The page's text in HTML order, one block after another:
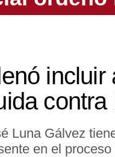
Luna Gálvez
en el proceso